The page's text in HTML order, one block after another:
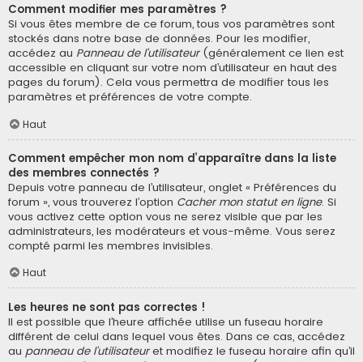
Comment modifier mes paramètres ?
Si vous êtes membre de ce forum, tous vos paramètres sont
stockés dans notre base de données. Pour les modifier,
accédez au Panneau de l’utilisateur(généralement ce lien est
accessible en cliquant sur votre nom d’utilisateur en haut des
pages du forum). Cela vous permettra de modifier tous les
paramètres et préférences de votre compte.
Haut
Comment empêcher mon nom d’apparaître dans la liste
des membres connectés ?
Depuis votre panneau de l’utilisateur, onglet « Préférences du
forum », vous trouverez l’option Cacher mon statut en ligne. Si
vous activez cette option vous ne serez visible que par les
administrateurs, les modérateurs et vous-même. Vous serez
compté parmi les membres invisibles.
Haut
Les heures ne sont pas correctes !
Il est possible que l’heure affichée utilise un fuseau horaire
différent de celui dans lequel vous êtes. Dans ce cas, accédez
au panneau de l’utilisateuret modifiez le fuseau horaire afin qu’il